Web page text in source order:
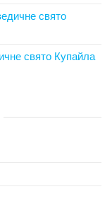
свято
свято Купайла